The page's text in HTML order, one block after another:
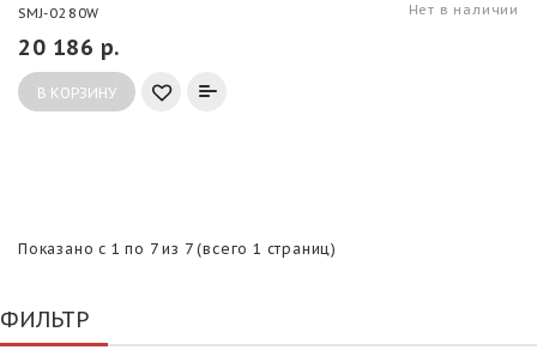
SMJ-0280W Нет в наличии
20 186 р.
В КОРЗИНУ
Показано с 1 по 7 из 7 (всего 1 страниц)
ФИЛЬТР